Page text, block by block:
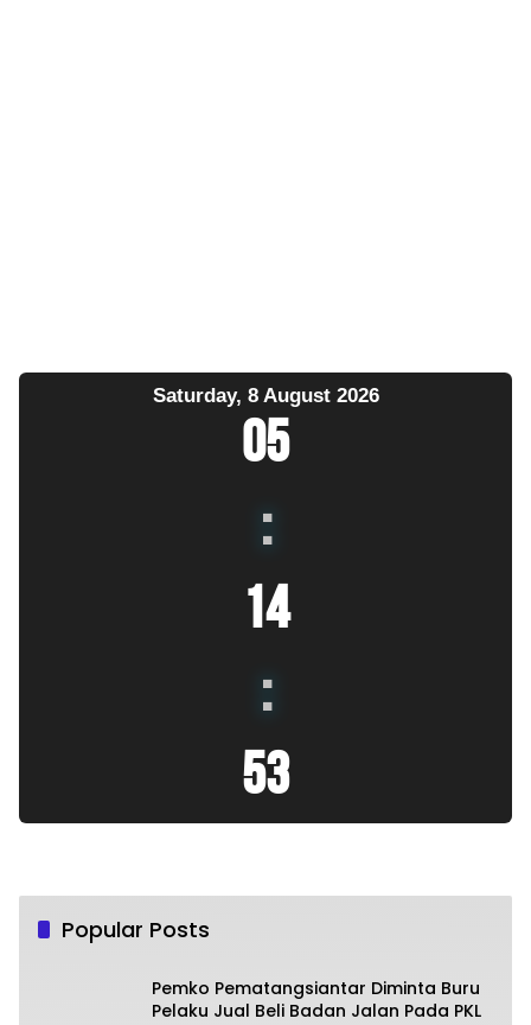
Saturday, 8 August 2026
05
:
14
:
54
Popular Posts
Pemko Pematangsiantar Diminta Buru
Pelaku Jual Beli Badan Jalan Pada PKL